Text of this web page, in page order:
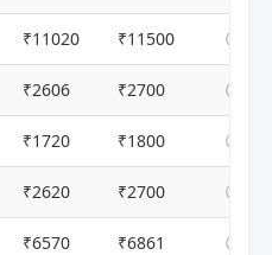
₹11020 ₹11500 ⓘ
₹2606 ₹2700 ⓘ
₹1720 ₹1800 ⓘ
₹2620 ₹2700 ⓘ
₹6570 ₹6861 ⓘ